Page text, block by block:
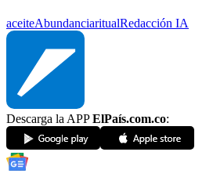
aceiteAbundanciaritualRedacción IA
Descarga la APPElPaís.com.co: